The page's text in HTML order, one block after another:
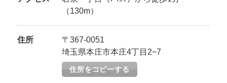
（130m）
住所
〒367-0051
埼玉県本庄市本庄4丁目2−7
住所をコピーする